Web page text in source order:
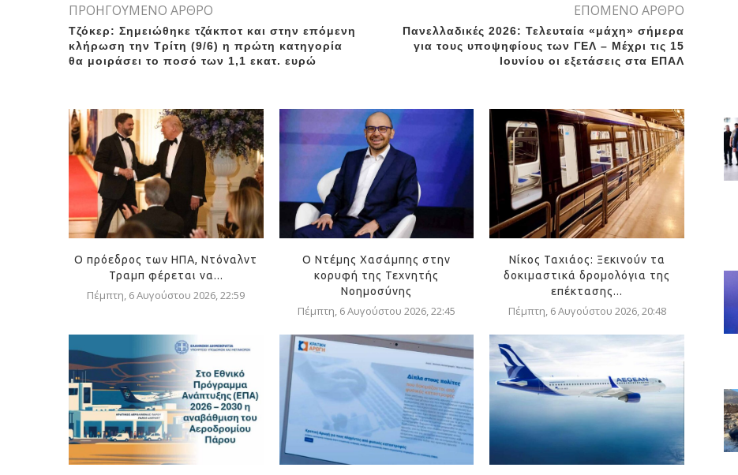
ΠΡΟΗΓΟΥΜΕΝΟ ΑΡΘΡΟ
Τζόκερ: Σημειώθηκε τζάκποτ και στην επόμενη
κλήρωση την Τρίτη (9/6) η πρώτη κατηγορία
θα μοιράσει το ποσό των 1,1 εκατ. ευρώ
ΕΠΟΜΕΝΟ ΑΡΘΡΟ
Πανελλαδικές 2026: Τελευταία «μάχη» σήμερα
για τους υποψηφίους των ΓΕΛ – Μέχρι τις 15
Ιουνίου οι εξετάσεις στα ΕΠΑΛ
Ο πρόεδρος των ΗΠΑ, Ντόναλντ
Τραμπ φέρεται να...
Πέμπτη, 6 Αυγούστου 2026, 22:59
Ο Ντέμης Χασάμπης στην
κορυφή της Τεχνητής
Νοημοσύνης
Πέμπτη, 6 Αυγούστου 2026, 22:45
Νίκος Ταχιάος: Ξεκινούν τα
δοκιμαστικά δρομολόγια της
επέκτασης...
Πέμπτη, 6 Αυγούστου 2026, 20:48